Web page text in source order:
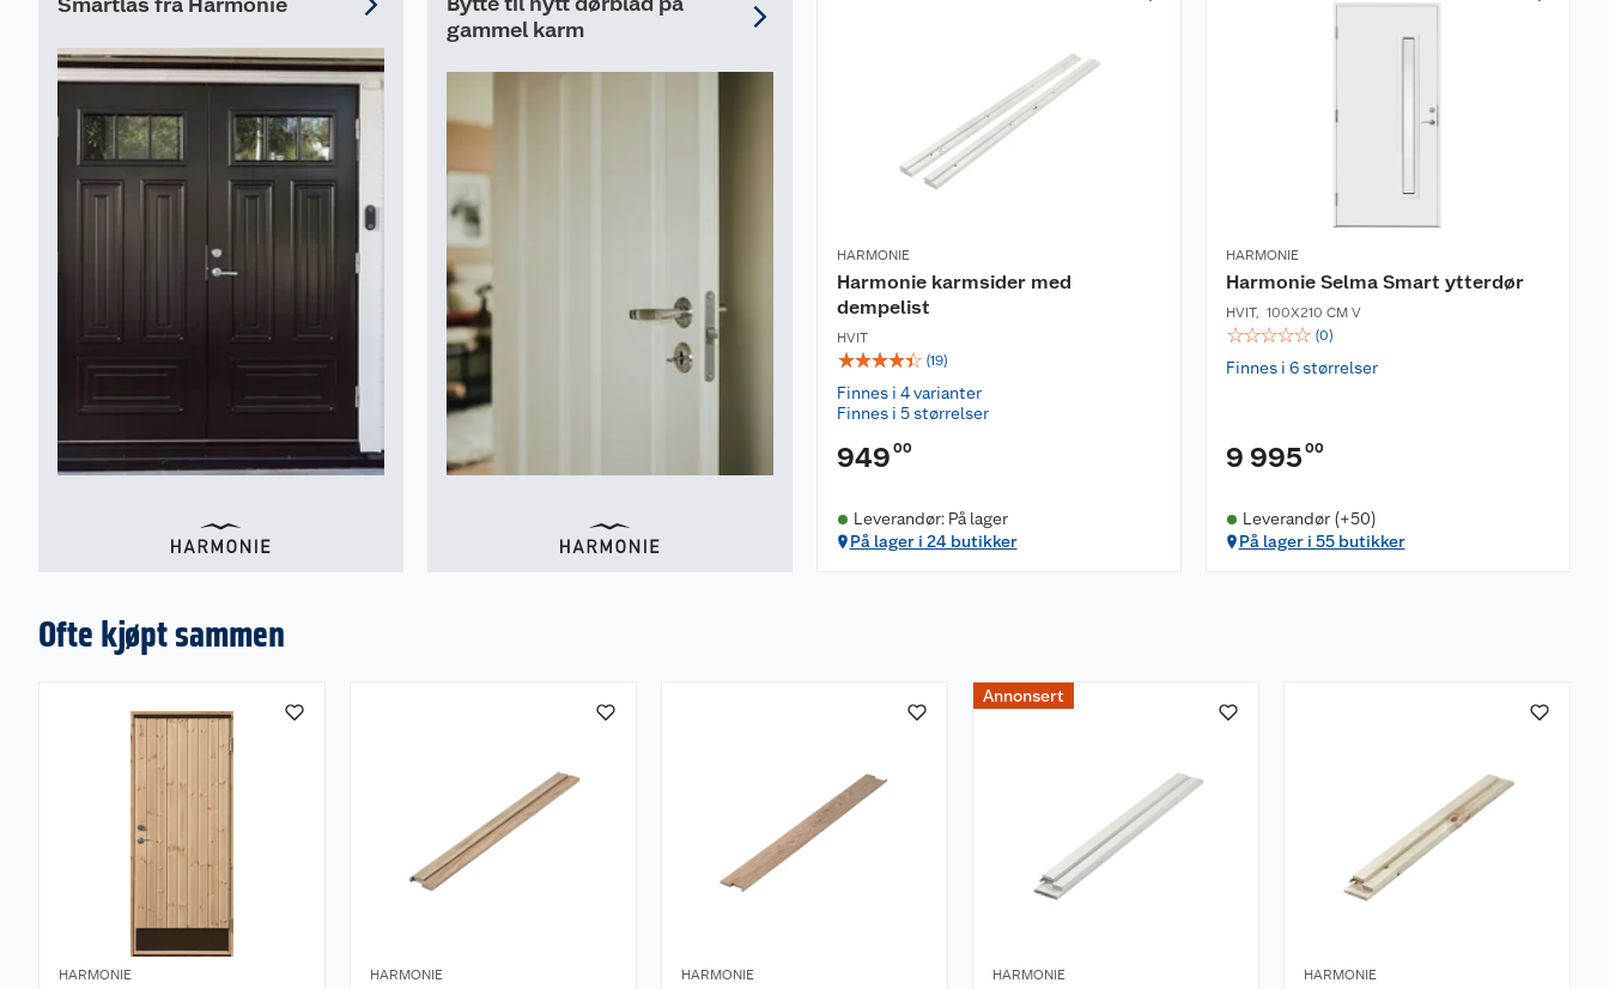
gammel karm
HARMONIE
Harmonie karmsider med
dempelist
HVIT
☆☆☆☆☆ (19)
Finnes i 4 varianter
Finnes i 5 størrelser
949 00
Leverandør: På lager
På lager i 24 butikker
HARMONIE
Harmonie Selma Smart ytterdør
HVIT, 100X210 CM V
☆☆☆☆☆ (0)
Finnes i 6 størrelser
9 995 00
Leverandør (+50)
På lager i 55 butikker
Ofte kjøpt sammen
HARMONIE HARMONIE HARMONIE
Annonsert
HARMONIE HARMONIE